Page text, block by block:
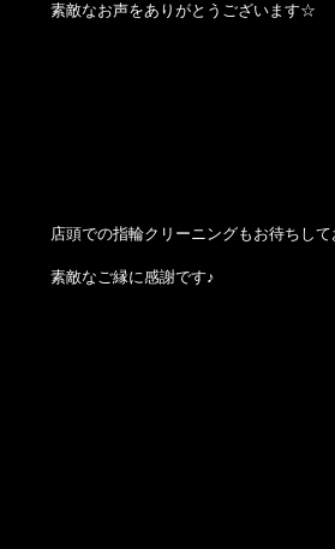
素敵なお声をありがとうございます☆
店頭での指輪クリーニングもお待ちし
素敵なご縁に感謝です♪